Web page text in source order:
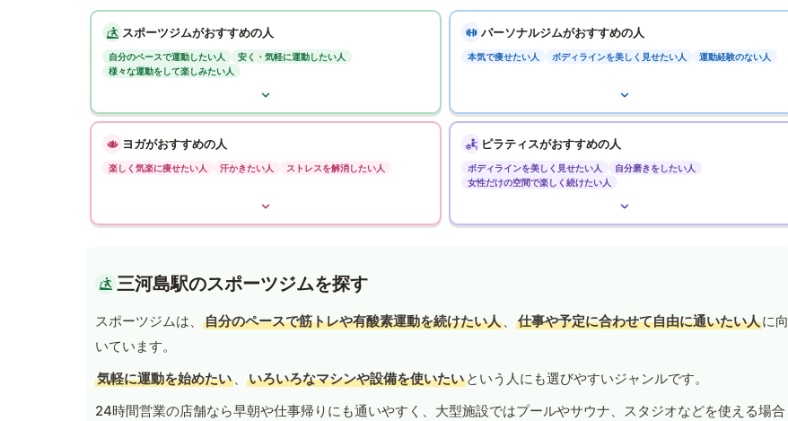
スポーツジムがおすすめの人
自分のペースで運動したい人
安く・気軽に運動したい人
様々な運動をして楽しみたい人
パーソナルジムがおすすめの人
本気で痩せたい人 ボディラインを美しく見せたい人 運動経験のない人
ヨガがおすすめの人
楽しく気楽に痩せたい人 汗かきたい人 ストレスを解消したい人
ピラティスがおすすめの人
ボディラインを美しく見せたい人
自分磨きをしたい人
女性だけの空間で楽しく続けたい人
三河島駅のスポーツジムを探す
スポーツジムは、 自分のペースで筋トレや有酸素運動を続けたい人 、 仕事や予定に合わせて自由に通いたい人に向
いています。
気軽に運動を始めたい 、 いろいろなマシンや設備を使いたい という人にも選びやすいジャンルです。
24時間営業の店舗なら早朝や仕事帰りにも通いやすく、大型施設ではプールやサウナ、スタジオなどを使える場合